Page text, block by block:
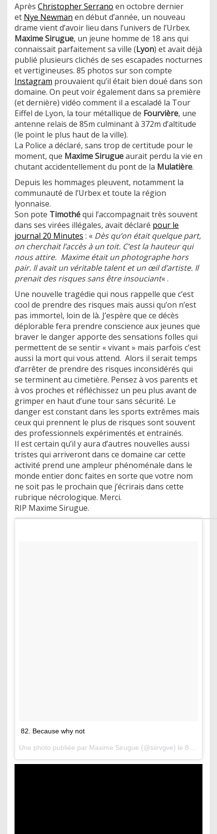
Après Christopher Serrano en octobre dernier
et Nye Newman en début d’année, un nouveau
drame vient d’avoir lieu dans l’univers de l’Urbex.
Maxime Sirugue, un jeune homme de 18 ans qui
connaissait parfaitement sa ville (Lyon) et avait déjà
publié plusieurs clichés de ses escapades nocturnes
et vertigineuses. 85 photos sur son compte
Instagram prouvaient qu’il était bien doué dans son
domaine. On peut voir également dans sa première
(et dernière) vidéo comment il a escaladé la Tour
Eiffel de Lyon, la tour métallique de Fourvière, une
antenne relais de 85m culminant à 372m d’altitude
(le point le plus haut de la ville).
La Police a déclaré, sans trop de certitude pour le
moment, que Maxime Sirugueaurait perdu la vie en
chutant accidentellement du pont de la Mulatière.
Depuis les hommages pleuvent, notamment la
communauté de l’Urbex et toute la région
lyonnaise.
Son pote Timothéqui l’accompagnait très souvent
dans ses virées illégales, avait déclaré pour le
journal 20 Minutes : « Dès qu’on était quelque part,
on cherchait l’accès à un toit. C’est la hauteur qui
nous attire. Maxime était un photographe hors
pair. Il avait un véritable talent et un œil d’artiste. Il
prenait des risques sans être insouciant« .
Une nouvelle tragédie qui nous rappelle que c’est
cool de prendre des risques mais aussi qu’on n’est
pas immortel, loin de là. J’espère que ce décès
déplorable fera prendre conscience aux jeunes que
braver le danger apporte des sensations folles qui
permettent de se sentir « vivant » mais parfois c’est
aussi la mort qui vous attend. Alors il serait temps
d’arrêter de prendre des risques inconsidérés qui
se terminent au cimetière. Pensez à vos parents et
à vos proches et réfléchissez un peu plus avant de
grimper en haut d’une tour sans sécurité. Le
danger est constant dans les sports extrêmes mais
ceux qui prennent le plus de risques sont souvent
des professionnels expérimentés et entrainés.
Il est certain qu’il y aura d’autres nouvelles aussi
tristes qui arriveront dans ce domaine car cette
activité prend une ampleur phénoménale dans le
monde entier donc faites en sorte que votre nom
ne soit pas le prochain que j’écrirais dans cette
rubrique nécrologique. Merci.
RIP Maxime Sirugue.
82. Because why not
Une photo publiée par Maxime Sirugue (@siirvgve) le 8 Janv. 2017 à 12h50 PST